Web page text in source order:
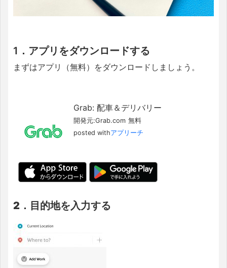
1．アプリをダウンロードする
まずはアプリ（無料）をダウンロードしましょう。
Grab: 配車＆デリバリー
開発元:Grab.com 無料
posted withアプリーチ
2．目的地を入力する